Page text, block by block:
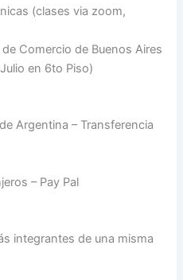
(clases via zoom,
Comercio de Buenos Aires
en 6to Piso)
Argentina – Transferencia
– Pay Pal
integrantes de una misma